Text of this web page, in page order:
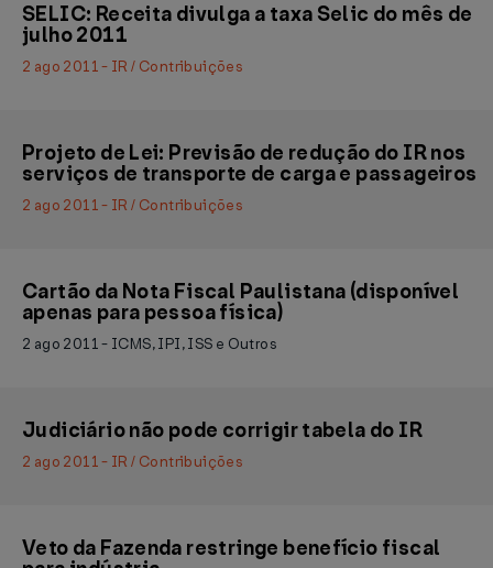
SELIC: Receita divulga a taxa Selic do mês de
julho 2011
2 ago 2011 - IR / Contribuições
Projeto de Lei: Previsão de redução do IR nos
serviços de transporte de carga e passageiros
2 ago 2011 - IR / Contribuições
Cartão da Nota Fiscal Paulistana (disponível
apenas para pessoa física)
2 ago 2011 - ICMS, IPI, ISS e Outros
Judiciário não pode corrigir tabela do IR
2 ago 2011 - IR / Contribuições
Veto da Fazenda restringe benefício fiscal